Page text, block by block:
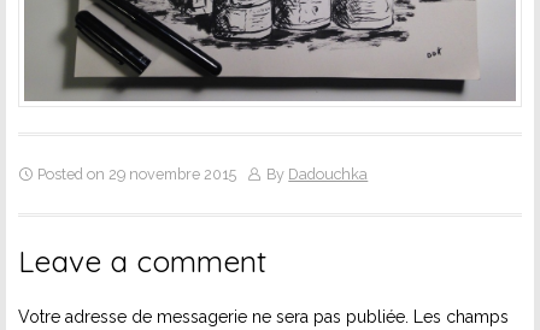
Posted on 29 novembre 2015 By Dadouchka
Leave a comment
Votre adresse de messagerie ne sera pas publiée. Les champs